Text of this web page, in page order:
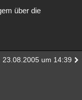
über die
23.08.2005 um 14:39